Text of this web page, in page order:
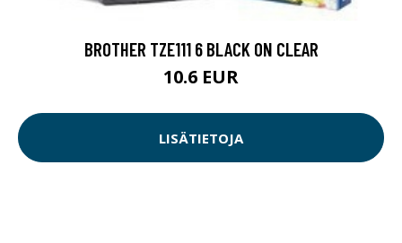
BROTHER TZE111 6 BLACK ON CLEAR
10.6 EUR
LISÄTIETOJA